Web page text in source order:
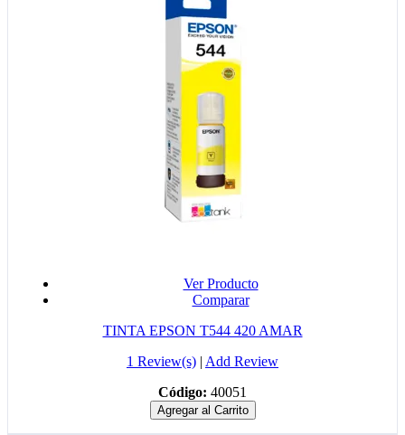
Ver Producto
Comparar
TINTA EPSON T544 420 AMAR
1 Review(s) | Add Review
Código: 40051
Agregar al Carrito